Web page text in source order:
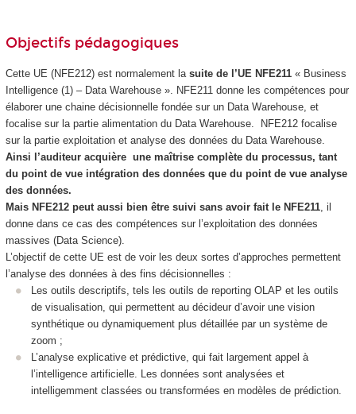
Objectifs pédagogiques
Cette UE (NFE212) est normalement la suite de l’UE NFE211« Business
Intelligence (1) – Data Warehouse ». NFE211 donne les compétences pour
élaborer une chaine décisionnelle fondée sur un Data Warehouse, et
focalise sur la partie alimentation du Data Warehouse. NFE212 focalise
sur la partie exploitation et analyse des données du Data Warehouse.
Ainsi l’auditeur acquière une maîtrise complète du processus, tant
du point de vue intégration des données que du point de vue analyse
des données.
Mais NFE212 peut aussi bien être suivi sans avoir fait le NFE211, il
donne dans ce cas des compétences sur l’exploitation des données
massives (Data Science).
L’objectif de cette UE est de voir les deux sortes d’approches permettent
l’analyse des données à des fins décisionnelles :
Les outils descriptifs, tels les outils de reporting OLAP et les outils
de visualisation, qui permettent au décideur d’avoir une vision
synthétique ou dynamiquement plus détaillée par un système de
zoom ;
L’analyse explicative et prédictive, qui fait largement appel à
l’intelligence artificielle. Les données sont analysées et
intelligemment classées ou transformées en modèles de prédiction.